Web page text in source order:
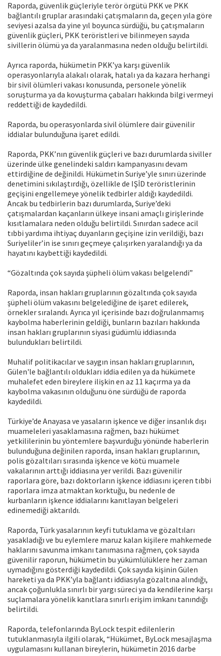
Raporda, güvenlik güçleriyle terör örgütü PKK ve PKK
bağlantılı gruplar arasındaki çatışmaların da, geçen yıla göre
seviyesi azalsa da yine yıl boyunca sürdüğü, bu çatışmaların
güvenlik güçleri, PKK teröristleri ve bilinmeyen sayıda
sivillerin ölümü ya da yaralanmasına neden olduğu belirtildi.
Ayrıca raporda, hükümetin PKK’ya karşı güvenlik
operasyonlarıyla alakalı olarak, hatalı ya da kazara herhangi
bir sivil ölümleri vakası konusunda, personele yönelik
soruşturma ya da kovuşturma çabaları hakkında bilgi vermeyi
reddettiği de kaydedildi.
Raporda, bu operasyonlarda sivil ölümlere dair güvenilir
iddialar bulunduğuna işaret edildi.
Raporda, PKK’nın güvenlik güçleri ve bazı durumlarda siviller
üzerinde ülke genelindeki saldırı kampanyasını devam
ettirdiğine de değinildi. Hükümetin Suriye’yle sınırı üzerinde
denetimini sıkılaştırdığı, özellikle de IŞİD teröristlerinin
geçişini engellemeye yönelik tedbirler aldığı kaydedildi.
Ancak bu tedbirlerin bazı durumlarda, Suriye’deki
çatışmalardan kaçanların ülkeye insani amaçlı girişlerinde
kısıtlamalara neden olduğu belirtildi. Sınırdan sadece acil
tıbbi yardıma ihtiyaç duyanların geçişine izin verildiği, bazı
Suriyeliler’in ise sınırı geçmeye çalışırken yaralandığı ya da
hayatını kaybettiği kaydedildi.
“Gözaltında çok sayıda şüpheli ölüm vakası belgelendi”
Raporda, insan hakları gruplarının gözaltında çok sayıda
şüpheli ölüm vakasını belgelediğine de işaret edilerek,
örnekler sıralandı. Ayrıca yıl içerisinde bazı doğrulanmamış
kaybolma haberlerinin geldiği, bunların bazıları hakkında
insan hakları gruplarının siyasi güdümlü iddiasında
bulundukları belirtildi.
Muhalif politikacılar ve saygın insan hakları gruplarının,
Gülen'le bağlantılı oldukları iddia edilen ya da hükümete
muhalefet eden bireylere ilişkin en az 11 kaçırma ya da
kaybolma vakasının olduğunu öne sürdüğü de raporda
kaydedildi.
Türkiye’de Anayasa ve yasaların işkence ve diğer insanlık dışı
muameleleri yasaklamasına rağmen, bazı hükümet
yetkililerinin bu yöntemlere başvurduğu yönünde haberlerin
bulunduğuna değinilen raporda, insan hakları gruplarının,
polis gözaltıları sırasında işkence ve kötü muamele
vakalarının arttığı iddiasına yer verildi. Bazı güvenilir
raporlara göre, bazı doktorların işkence iddiasını içeren tıbbi
raporlara imza atmaktan korktuğu, bu nedenle de
kurbanların işkence iddialarını kanıtlayan belgeleri
edinemediği aktarıldı.
Raporda, Türk yasalarının keyfi tutuklama ve gözaltıları
yasakladığı ve bu eylemlere maruz kalan kişilere mahkemede
haklarını savunma imkanı tanımasına rağmen, çok sayıda
güvenilir raporun, hükümetin bu yükümlülüklere her zaman
uymadığını gösterdiği kaydedildi. Çok sayıda kişinin Gülen
hareketi ya da PKK’yla bağlantı iddiasıyla gözaltına alındığı,
ancak çoğunlukla sınırlı bir yargı süreci ya da kendilerine karşı
suçlamalara yönelik kanıtlara sınırlı erişim imkanı tanındığı
belirtildi.
Raporda, telefonlarında ByLock tespit edilenlerin
tutuklanmasıyla ilgili olarak, “Hükümet, ByLock mesajlaşma
uygulamasını kullanan bireylerin, hükümetin 2016 darbe